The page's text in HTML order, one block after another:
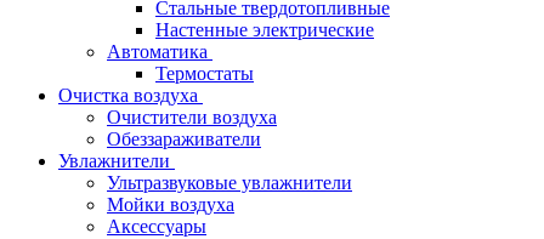
Стальные твердотопливные
Настенные электрические
Автоматика
Термостаты
Очистка воздуха
Очистители воздуха
Обеззараживатели
Увлажнители
Ультразвуковые увлажнители
Мойки воздуха
Аксессуары